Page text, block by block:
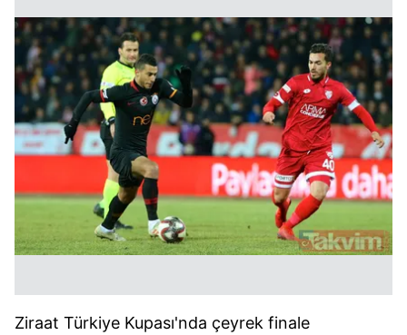
Ziraat Türkiye Kupası'nda çeyrek finale